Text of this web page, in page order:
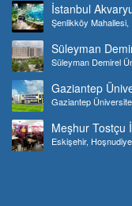
İstanbul
Şenlikköy
Süleyman
Süleyman Demirel
Gaziantep
Gaziantep
Meşhur Tostçu
Eskişehir,